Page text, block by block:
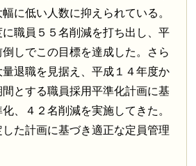
に低い人数に抑えられている。
職員５５名削減を打ち出し、平
しでこの目標を達成した。さら
退職を見据え、平成１４年度か
とする職員採用平準化計画に基
、４２名削減を実施してきた。
た計画に基づき適正な定員管理